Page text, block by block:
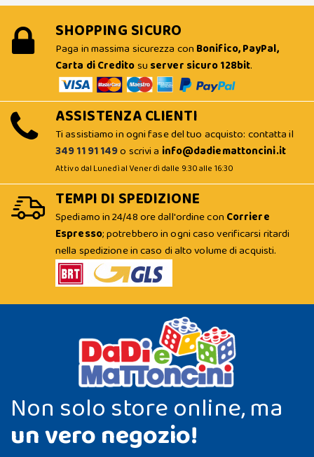
SHOPPING SICURO
Paga in massima sicurezza con Bonifico, PayPal,
Carta di Creditosu server sicuro 128bit.
ASSISTENZA CLIENTI
Ti assistiamo in ogni fase del tuo acquisto: contatta il
349 11 91 149o scrivi a info@dadiemattoncini.it
Attivo dal Lunedì al Venerdì dalle 9:30 alle 16:30
TEMPI DI SPEDIZIONE
Spediamo in 24/48 ore dall'ordine con Corriere
Espresso; potrebbero in ogni caso verificarsi ritardi
nella spedizione in caso di alto volume di acquisti.
Non solo store online, ma
un vero negozio!